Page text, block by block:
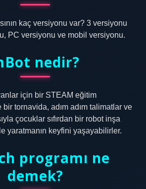
kaç versiyonu var? 3 versiyonu
PC versiyonu ve mobil versiyonu.
nedir?
için bir STEAM eğitim
tornavida, adım adım talimatlar ve
çocuklar sıfırdan bir robot inşa
yaratmanın keyfini yaşayabilirler.
programı ne
demek?